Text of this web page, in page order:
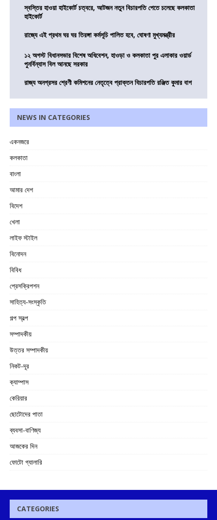
স্বস্তির হাওয়া হাইকোর্ট চত্বরে, আটজন নতুন বিচারপতি পেতে চলেছে কলকাতা
হাইকোর্ট
রাজ্যে এই প্রথম ঘর ঘর তিরঙ্গা কর্মসূচি পালিত হবে, ঘোষণা মুখ্যমন্ত্রীর
১২ অগস্ট বিধানসভার বিশেষ অধিবেশন, হাওড়া ও কলকাতা পুর এলাকার ওয়ার্ড
পুনর্বিন্যাস বিল আনছে সরকার
রাজ্য অনগ্রসর শ্রেণী কমিশনের নেতৃত্বে প্রাক্তন বিচারপতি রঞ্জিত কুমার বাগ
NEWS IN CATEGORIES
একনজরে
কলকাতা
বাংলা
আমার দেশ
বিদেশ
খেলা
লাইফ স্টাইল
বিনোদন
বিবিধ
প্রেসক্রিপশন
সাহিত্য-সংস্কৃতি
গল্প স্বল্প
সম্পাদকীয়
উত্তর সম্পাদকীয়
নিকট-দূর
ক্যাম্পাস
কেরিয়ার
ছোটোদের পাতা
ব্যবসা-বাণিজ্য
আজকের দিন
ফোটো গ্যালারি
CATEGORIES